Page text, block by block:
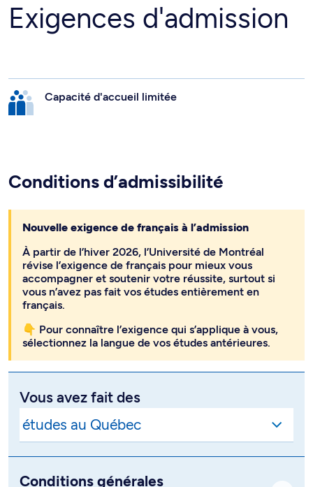
Exigences d'admission
Capacité d'accueil limitée
Conditions d’admissibilité
Nouvelle exigence de français à l’admission
À partir de l’hiver 2026, l’Université de Montréal
révise l’exigence de français pour mieux vous
accompagner et soutenir votre réussite, surtout si
vous n’avez pas fait vos études entièrement en
français.
👇 Pour connaître l’exigence qui s’applique à vous,
sélectionnez la langue de vos études antérieures.
Vous avez fait des
Conditions générales